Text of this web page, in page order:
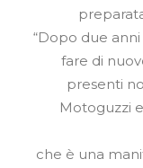
“Dopo due
fare di
presenti
Motoguzzi
che è una